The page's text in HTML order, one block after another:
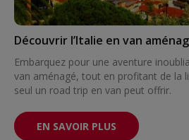
Découvrir l’Italie en van
Embarquez pour une aventure
van aménagé, tout en profitant de la
seul un road trip en van peut offrir.
EN SAVOIR PLUS